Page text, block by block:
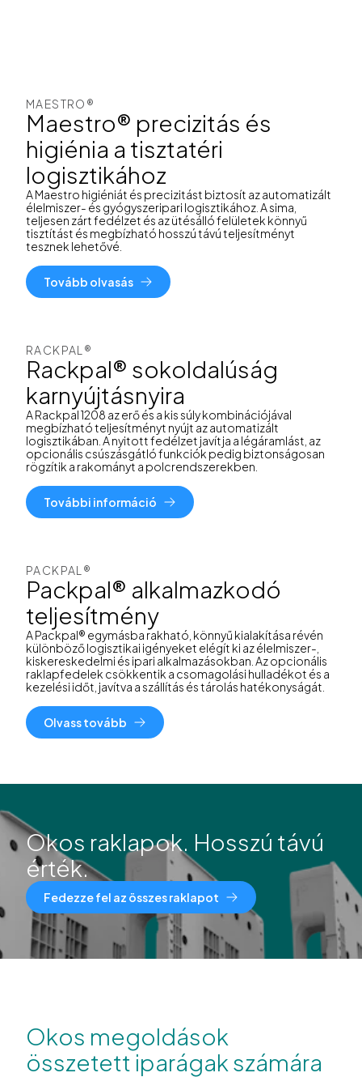
MAESTRO®
Maestro® precizitás és
higiénia a tisztatéri
logisztikához
A Maestro higiéniát és precizitást biztosít az automatizált
élelmiszer- és gyógyszeripari logisztikához. A sima,
teljesen zárt fedélzet és az ütésálló felületek könnyű
tisztítást és megbízható hosszú távú teljesítményt
tesznek lehetővé.
Tovább olvasás
RACKPAL®
Rackpal® sokoldalúság
karnyújtásnyira
A Rackpal 1208 az erő és a kis súly kombinációjával
megbízható teljesítményt nyújt az automatizált
logisztikában. A nyitott fedélzet javítja a légáramlást, az
opcionális csúszásgátló funkciók pedig biztonságosan
rögzítik a rakományt a polcrendszerekben.
További információ
PACKPAL®
Packpal® alkalmazkodó
teljesítmény
A Packpal® egymásba rakható, könnyű kialakítása révén
különböző logisztikai igényeket elégít ki az élelmiszer-,
kiskereskedelmi és ipari alkalmazásokban. Az opcionális
raklapfedelek csökkentik a csomagolási hulladékot és a
kezelési időt, javítva a szállítás és tárolás hatékonyságát.
Olvass tovább
Okos raklapok. Hosszú távú
érték.
Fedezze fel az összes raklapot
Okos megoldások
összetett iparágak számára